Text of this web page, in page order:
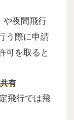
や夜間飛行
う際に申請
可を取ると
有
飛行では飛